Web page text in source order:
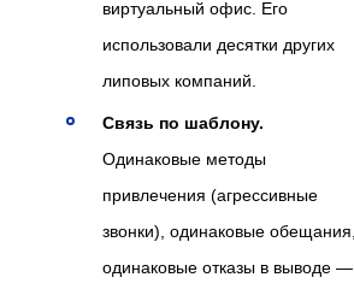
виртуальный офис. Его
использовали десятки других
липовых компаний.
Связь по шаблону.
Одинаковые методы
привлечения (агрессивные
звонки), одинаковые обещания,
одинаковые отказы в выводе —